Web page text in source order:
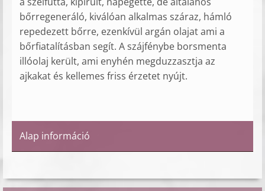
bőrregeneráló, kiválóan alkalmas száraz, hámló
repedezett bőrre, ezenkívül argán olajat ami a
bőrfiatalításban segít. A szájfénybe borsmenta
illóolaj került, ami enyhén megduzzasztja az
ajkakat és kellemes friss érzetet nyújt.
Alap információ